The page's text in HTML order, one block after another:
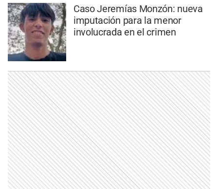
Caso Jeremías Monzón: nueva
imputación para la menor
involucrada en el crimen